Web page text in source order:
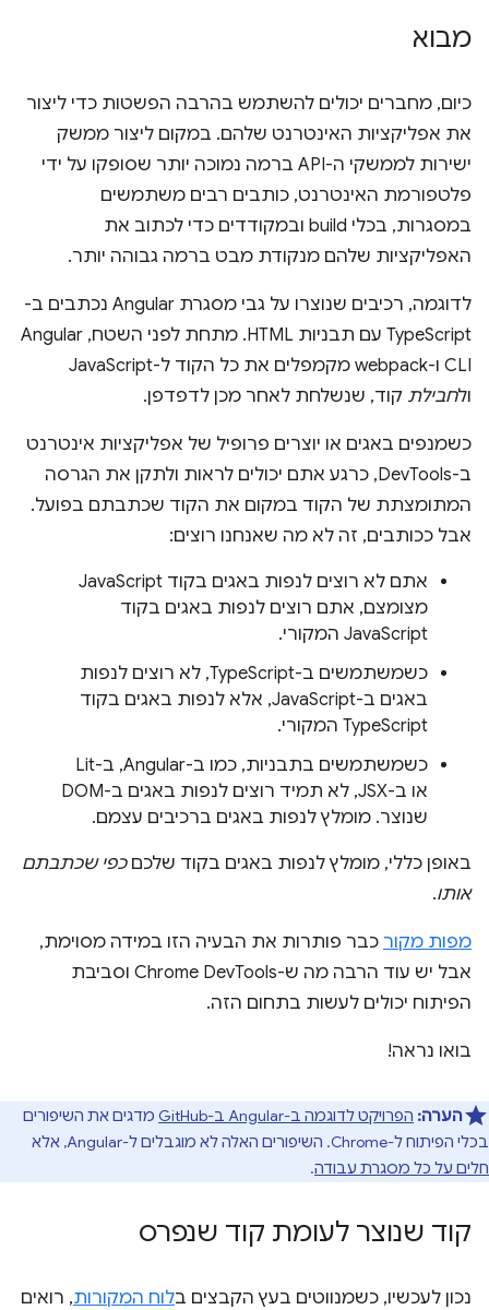
מבוא
כיום, מחברים יכולים להשתמש בהרבה הפשטות כדי ליצור
את אפליקציות האינטרנט שלהם. במקום ליצור ממשק
ישירות לממשקי ה-API ברמה נמוכה יותר שסופקו על ידי
פלטפורמת האינטרנט, כותבים רבים משתמשים
במסגרות, בכלי build ובמקודדים כדי לכתוב את
האפליקציות שלהם מנקודת מבט ברמה גבוהה יותר.
לדוגמה, רכיבים שנוצרו על גבי מסגרת Angular נכתבים ב-
TypeScript עם תבניות HTML. מתחת לפני השטח, Angular
CLI ו-webpack מקמפלים את כל הקוד ל-JavaScript
ולחבילת קוד, שנשלחת לאחר מכן לדפדפן.
כשמנפים באגים או יוצרים פרופיל של אפליקציות אינטרנט
ב-DevTools, כרגע אתם יכולים לראות ולתקן את הגרסה
המתומצתת של הקוד במקום את הקוד שכתבתם בפועל.
אבל ככותבים, זה לא מה שאנחנו רוצים:
אתם לא רוצים לנפות באגים בקוד JavaScript
מצומצם, אתם רוצים לנפות באגים בקוד
JavaScript המקורי.
כשמשתמשים ב-TypeScript, לא רוצים לנפות
באגים ב-JavaScript, אלא לנפות באגים בקוד
TypeScript המקורי.
כשמשתמשים בתבניות, כמו ב-Angular, ב-Lit
או ב-JSX, לא תמיד רוצים לנפות באגים ב-DOM
שנוצר. מומלץ לנפות באגים ברכיבים עצמם.
באופן כללי, מומלץ לנפות באגים בקוד שלכםכפי שכתבתם
אותו.
מפות מקור כבר פותרות את הבעיה הזו במידה מסוימת,
אבל יש עוד הרבה מה ש-Chrome DevTools וסביבת
הפיתוח יכולים לעשות בתחום הזה.
בואו נראה!
הערה: הפרויקט לדוגמה ב-Angular ב-GitHub
מדגים את השיפורים
בכלי הפיתוח ל-Chrome. השיפורים האלה לא מוגבלים ל-Angular, אלא
חלים על כל מסגרת עבודה.
קוד שנוצר לעומת קוד שנפרס
נכון לעכשיו, כשמנווטים בעץ הקבצים בלוח המקורות, רואים